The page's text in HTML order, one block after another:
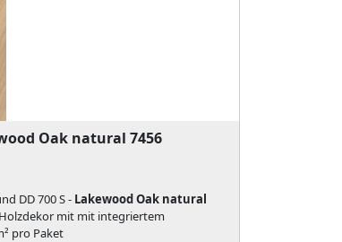
Oak natural 7456
DD 700 S - Lakewood Oak natural
mit mit integriertem
pro Paket